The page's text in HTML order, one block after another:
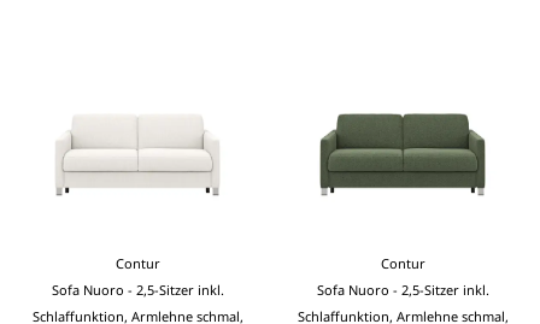
Contur
Sofa Nuoro - 2,5-Sitzer inkl.
Schlaffunktion, Armlehne schmal,
Contur
Sofa Nuoro - 2,5-Sitzer inkl.
Schlaffunktion, Armlehne schmal,